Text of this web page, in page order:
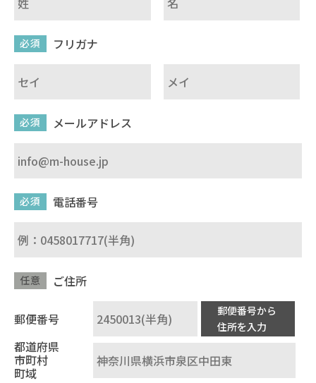
フリガナ
必須
メールアドレス
必須
電話番号
必須
ご住所
任意
郵便番号
郵便番号から
住所を入力
都道府県
市町村
町域